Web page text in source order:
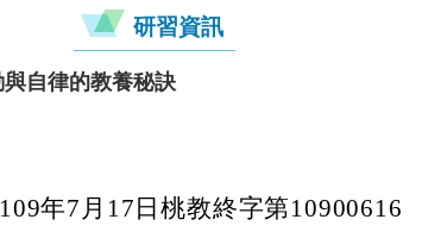
研習資訊
自律的教養秘訣
年7月17日桃教終字第10900616